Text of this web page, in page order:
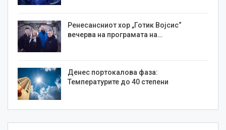
Ренесансниот хор „Готик Војсис“
вечерва на програмата на…
Денес портокалова фаза:
Температурите до 40 степени